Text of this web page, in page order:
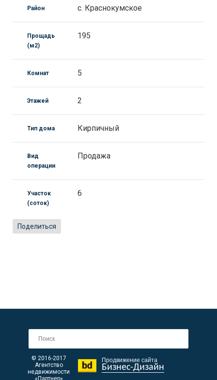
Район с. Краснокумское
Прощадь
(м2)
195
Комнат 5
Этажей 2
Тип дома Кирпичный
Вид
операции
Продажа
Участок
(соток)
6
Поделиться
Продвижение сайта
Бизнес-Дизайн
© 2016-2017
Агентство
недвижимости
«Партнер»